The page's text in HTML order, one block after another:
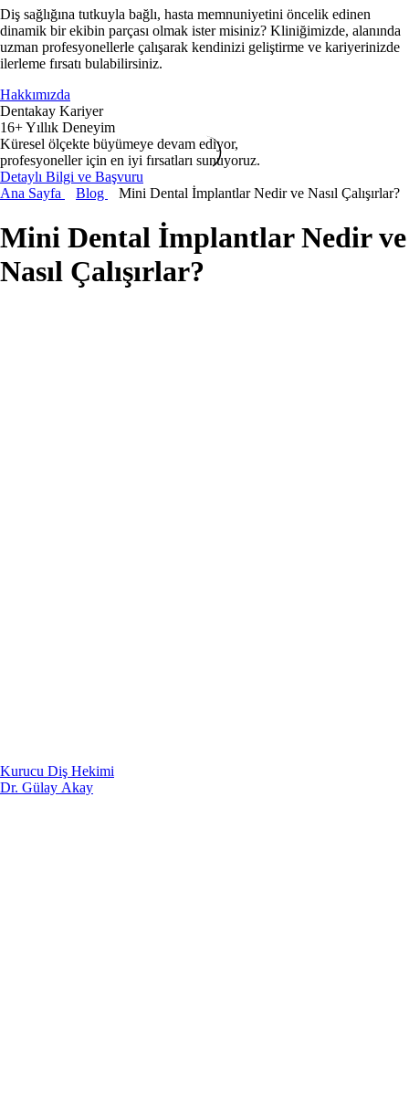
Diş sağlığına tutkuyla bağlı, hasta memnuniyetini öncelik edinen
dinamik bir ekibin parçası olmak ister misiniz? Kliniğimizde, alanında
uzman profesyonellerle çalışarak kendinizi geliştirme ve kariyerinizde
ilerleme fırsatı bulabilirsiniz.
Hakkımızda
Dentakay Kariyer
16+ Yıllık Deneyim
Küresel ölçekte büyümeye devam ediyor,
profesyoneller için en iyi fırsatları sunuyoruz.
Detaylı Bilgi ve Başvuru
Ana Sayfa
Blog Mini Dental İmplantlar Nedir ve Nasıl Çalışırlar?
Mini Dental İmplantlar Nedir ve
Nasıl Çalışırlar?
Kurucu Diş Hekimi
Dr. Gülay Akay